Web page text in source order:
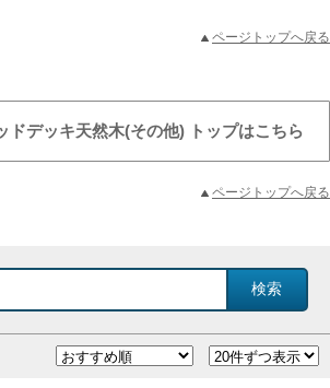
ページトップへ戻る
ドデッキ天然木(その他) トップはこちら
ページトップへ戻る